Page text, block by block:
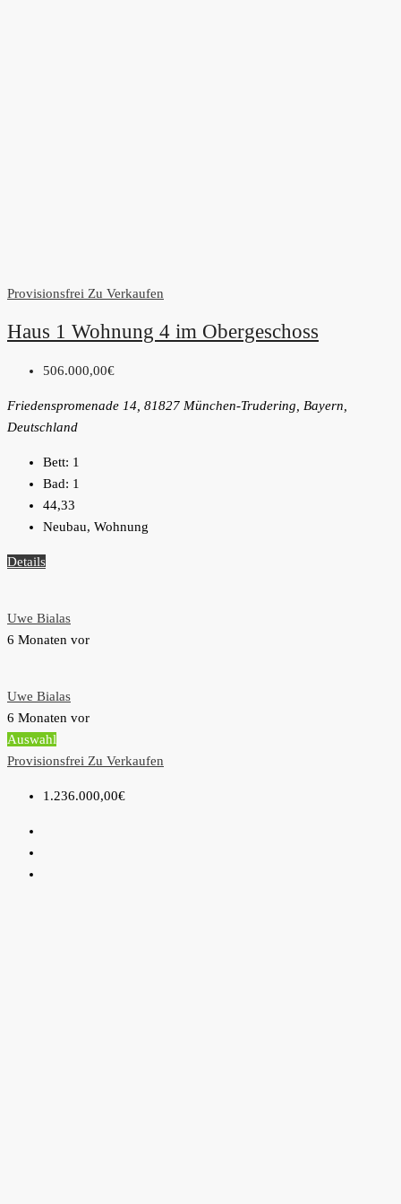
Provisionsfrei Zu Verkaufen
Haus 1 Wohnung 4 im Obergeschoss
506.000,00€
Friedenspromenade 14, 81827 München-Trudering, Bayern,
Deutschland
Bett: 1
Bad: 1
44,33
Neubau, Wohnung
Details
Uwe Bialas
6 Monaten vor
Uwe Bialas
6 Monaten vor
Auswahl
Provisionsfrei Zu Verkaufen
1.236.000,00€